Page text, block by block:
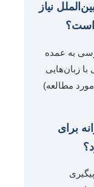
نیاز
است؟
به عمده
زبان‌هایی
مطالعه)
برای